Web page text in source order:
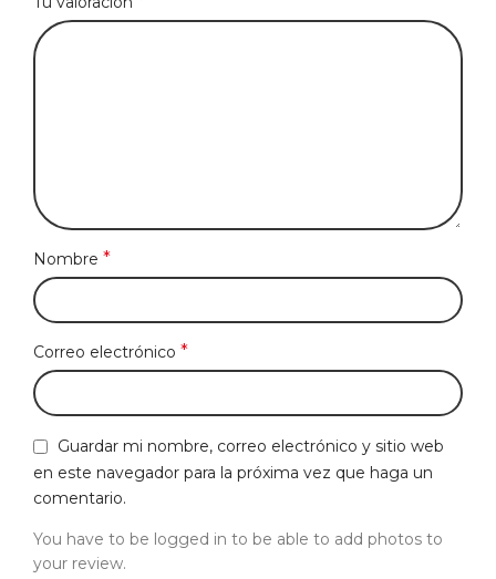
Nombre *
Correo electrónico *
Guardar mi nombre, correo electrónico y sitio web
en este navegador para la próxima vez que haga un
comentario.
You have to be logged in to be able to add photos to
your review.